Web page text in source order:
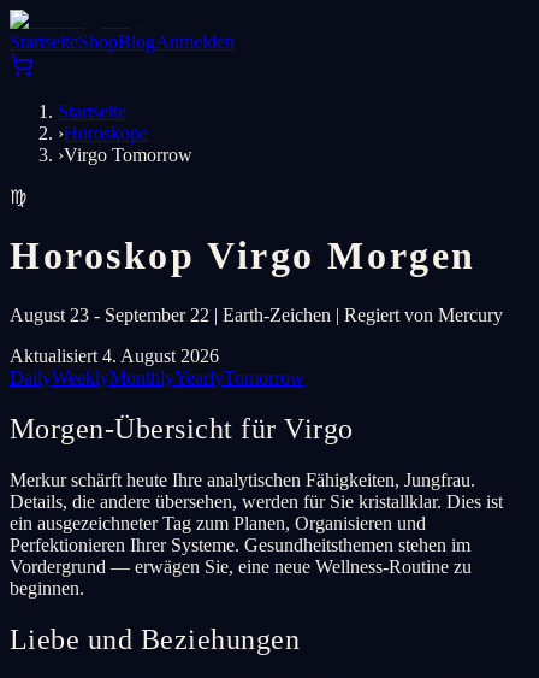
StartseiteShopBlogAnmelden
Startseite
›Horoskope
›Virgo Tomorrow
♍
Horoskop Virgo Morgen
August 23 - September 22 | Earth-Zeichen | Regiert von Mercury
Aktualisiert 4. August 2026
DailyWeeklyMonthlyYearlyTomorrow
Morgen-Übersicht für Virgo
Merkur schärft heute Ihre analytischen Fähigkeiten, Jungfrau.
Details, die andere übersehen, werden für Sie kristallklar. Dies ist
ein ausgezeichneter Tag zum Planen, Organisieren und
Perfektionieren Ihrer Systeme. Gesundheitsthemen stehen im
Vordergrund — erwägen Sie, eine neue Wellness-Routine zu
beginnen.
Liebe und Beziehungen